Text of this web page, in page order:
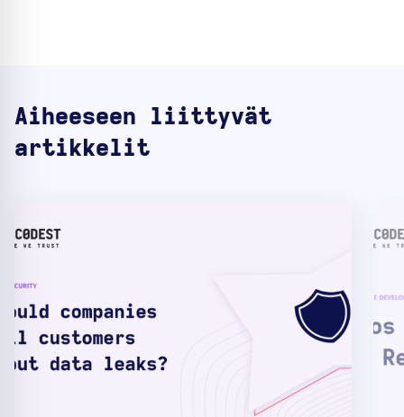
Aiheeseen liittyvät
artikkelit